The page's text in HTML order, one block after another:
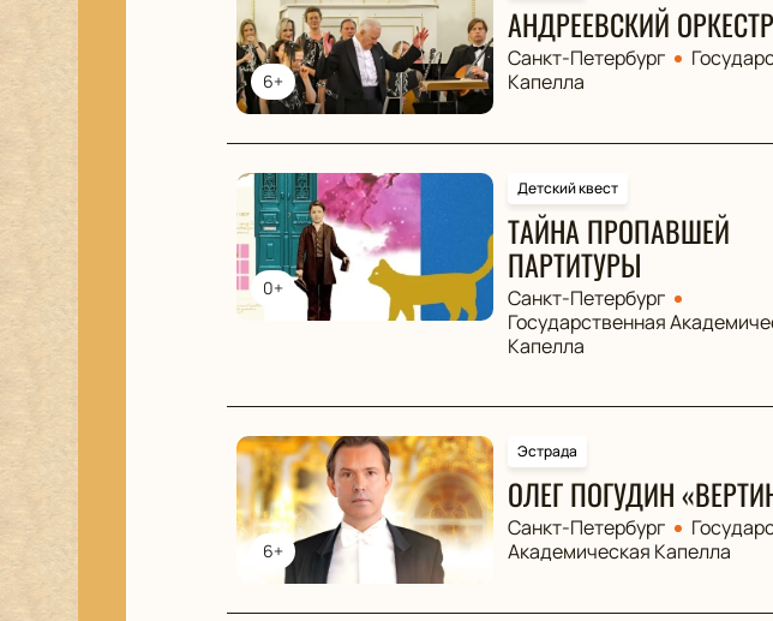
6+
АНДРЕЕВСКИЙ ОРКЕСТР
Санкт-Петербург
Капелла
0+
Детский квест
ТАЙНА ПРОПАВШЕЙ
ПАРТИТУРЫ
Санкт-Петербург
Государственная
Капелла
6+
Эстрада
ОЛЕГ ПОГУДИН
Санкт-Петербург
Академическая Капелла